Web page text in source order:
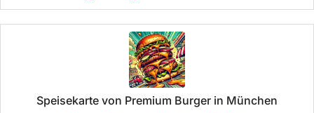
Speisekarte von Premium Burger in München